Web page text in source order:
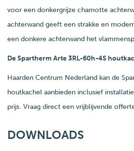
voor een donkergrijze chamotte
achterwand geeft een strakke en
een donkere achterwand het
De Spartherm Arte 3RL-60h-4S
Haarden Centrum Nederland kan de
houtkachel aanbieden inclusief
prijs. Vraag direct een vrijblijvende
DOWNLOADS